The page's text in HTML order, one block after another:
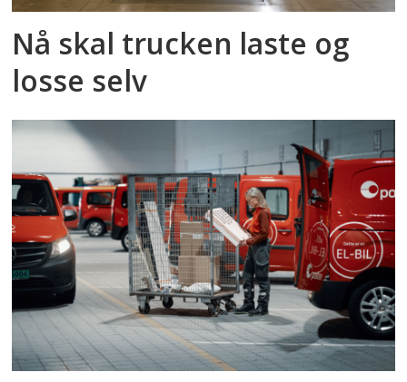
Nå skal trucken laste og
losse selv